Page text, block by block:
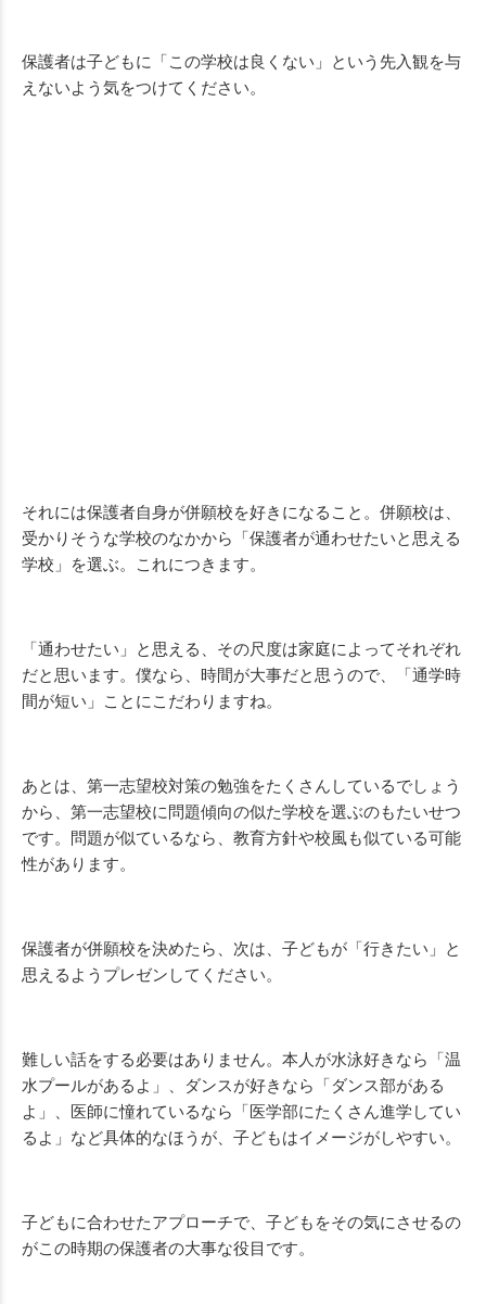
保護者は子どもに「この学校は良くない」という先入観を与
えないよう気をつけてください。
それには保護者自身が併願校を好きになること。併願校は、
受かりそうな学校のなかから「保護者が通わせたいと思える
学校」を選ぶ。これにつきます。
「通わせたい」と思える、その尺度は家庭によってそれぞれ
だと思います。僕なら、時間が大事だと思うので、「通学時
間が短い」ことにこだわりますね。
あとは、第一志望校対策の勉強をたくさんしているでしょう
から、第一志望校に問題傾向の似た学校を選ぶのもたいせつ
です。問題が似ているなら、教育方針や校風も似ている可能
性があります。
保護者が併願校を決めたら、次は、子どもが「行きたい」と
思えるようプレゼンしてください。
難しい話をする必要はありません。本人が水泳好きなら「温
水プールがあるよ」、ダンスが好きなら「ダンス部がある
よ」、医師に憧れているなら「医学部にたくさん進学してい
るよ」など具体的なほうが、子どもはイメージがしやすい。
子どもに合わせたアプローチで、子どもをその気にさせるの
がこの時期の保護者の大事な役目です。